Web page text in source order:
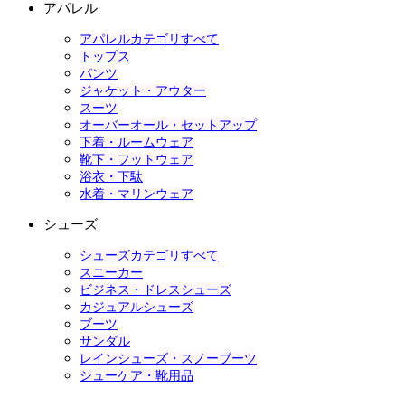
アパレル
アパレルカテゴリすべて
トップス
パンツ
ジャケット・アウター
スーツ
オーバーオール・セットアップ
下着・ルームウェア
靴下・フットウェア
浴衣・下駄
水着・マリンウェア
シューズ
シューズカテゴリすべて
スニーカー
ビジネス・ドレスシューズ
カジュアルシューズ
ブーツ
サンダル
レインシューズ・スノーブーツ
シューケア・靴用品